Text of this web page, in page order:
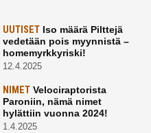
UUTISETIso määrä Pilttejä
vedetään pois myynnistä –
homemyrkkyriski!
12.4.2025
NIMETVelociraptorista
Paroniin, nämä nimet
hylättiin vuonna 2024!
1.4.2025